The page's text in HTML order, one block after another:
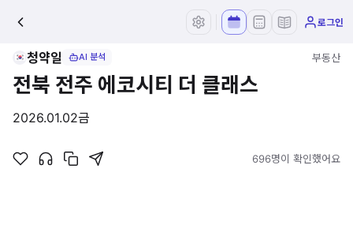
로그인
청약일 AI 분석 부동산
전북 전주 에코시티 더 클래스
2026.01.02금
696명이 확인했어요